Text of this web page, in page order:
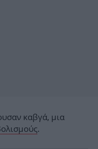
καβγά, μια
.